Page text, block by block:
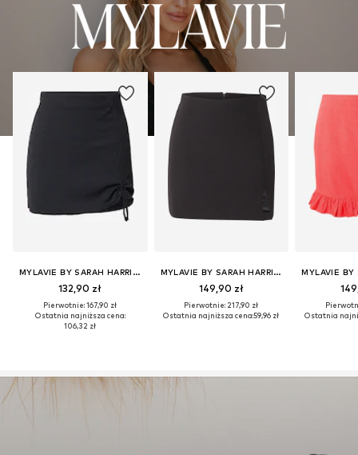
MYLAVIE BY SARAH HARRISON
132,90 zł
Pierwotnie: 167,90 zł
Ostatnia najniższa cena:
106,32 zł
MYLAVIE BY SARAH HARRISON
149,90 zł
Pierwotnie: 217,90 zł
Ostatnia najniższa cena:59,96 zł
Ostatnia